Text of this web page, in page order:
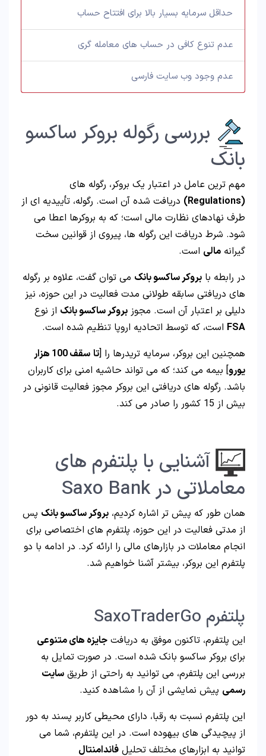
حداقل سرمایه بسیار بالا برای افتتاح حساب
عدم تنوع کافی در حساب های معامله گری
عدم وجود وب سایت فارسی
بررسی رگوله بروکر ساکسو
بانک
مهم ترین عامل در اعتبار یک بروکر، رگوله های
(Regulations)
دریافت شده آن است. رگوله، تأییدیه ای از
طرف نهادهای نظارت مالی است؛ که به بروکرها اعطا می
شود. شرط دریافت این رگوله ها، پیروی از قوانین سخت
گیرانه مالی است.
در رابطه با بروکر ساکسو بانک می توان گفت، علاوه بر رگوله
های دریافتی سابقه طولانی مدت فعالیت در این حوزه، نیز
دلیلی بر اعتبار آن است. مجوز بروکر ساکسو بانک از نوع
FSA است، که توسط اتحادیه اروپا تنظیم شده است.
همچنین این بروکر، سرمایه تریدرها را [تا
سقف 100 هزار
یورو] بیمه می کند؛ که می تواند حاشیه امنی برای کاربران
باشد. رگوله های دریافتی این بروکر مجوز فعالیت قانونی در
بیش از 15 کشور را صادر می کند.
آشنایی با پلتفرم های
معاملاتی در Saxo Bank
همان طور که پیش تر اشاره کردیم، بروکر ساکسو بانک پس
از مدتی فعالیت در این حوزه، پلتفرم های اختصاصی برای
انجام معاملات در بازارهای مالی را ارائه کرد. در ادامه با دو
پلتفرم این بروکر، بیشتر آشنا خواهیم شد.
پلتفرم SaxoTraderGo
این پلتفرم، تاکنون موفق به دریافت جایزه های متنوعی
برای بروکر ساکسو بانک شده است. در صورت تمایل به
بررسی این پلتفرم، می توانید به راحتی از طریق سایت
رسمی پیش نمایشی از آن را مشاهده کنید.
این پلتفرم نسبت به رقبا، دارای محیطی کاربر پسند به دور
از پیچیدگی های بیهوده است. در این پلتفرم، شما می
توانید به ابزارهای مختلف تحلیل فاندامنتال